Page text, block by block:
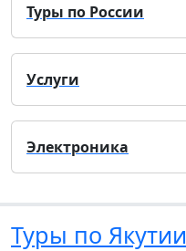
Туры по России
Услуги
Электроника
Туры по Якутии